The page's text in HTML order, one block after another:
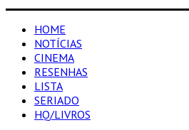
HOME
NOTÍCIAS
CINEMA
RESENHAS
LISTA
SERIADO
HQ/LIVROS